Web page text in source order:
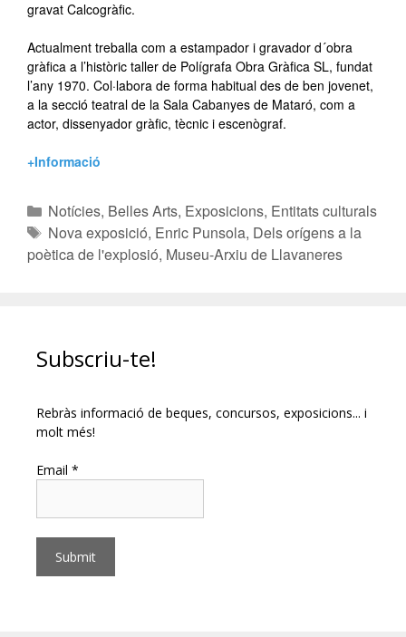
gravat Calcogràfic.
Actualment treballa com a estampador i gravador d´obra
gràfica a l’històric taller de Polígrafa Obra Gràfica SL, fundat
l’any 1970. Col·labora de forma habitual des de ben jovenet,
a la secció teatral de la Sala Cabanyes de Mataró, com a
actor, dissenyador gràfic, tècnic i escenògraf.
+Informació
Notícies, Belles Arts, Exposicions, Entitats culturals
Nova exposició, Enric Punsola, Dels orígens a la
poètica de l'explosió, Museu-Arxiu de Llavaneres
Subscriu-te!
Rebràs informació de beques, concursos, exposicions... i
molt més!
Email *